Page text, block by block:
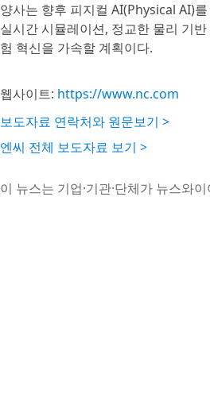
양사는 향후 피지컬 AI(Physical AI)
실시간 시뮬레이션, 정교한 물리 기
험 혁신을 가속할 계획이다.
웹사이트: https://www.nc.com
보도자료 연락처와 원문보기 >
엔씨 전체 보도자료 보기 >
이 뉴스는 기업·기관·단체가 뉴스와